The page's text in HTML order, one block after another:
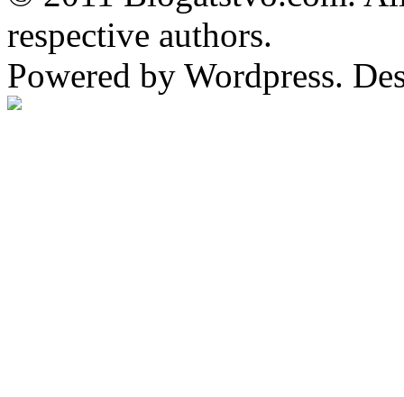
respective authors.
Powered by Wordpress.